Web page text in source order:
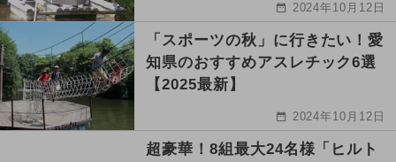
2024年10月12日
「スポーツの秋」に行きたい！愛
知県のおすすめアスレチック6選
【2025最新】
2024年10月12日
超豪華！8組最大24名様「ヒルト